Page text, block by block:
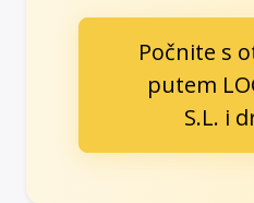
Počnite s
putem
S.L. i